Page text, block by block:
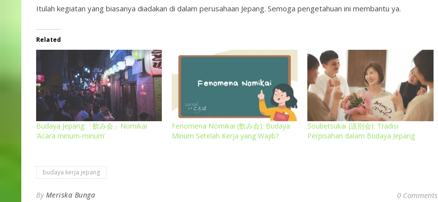
Itulah kegiatan yang biasanya diadakan di dalam perusahaan Jepang. Semoga pengetahuan ini membantu ya.
Related
Budaya Jepang:「飲み会」Nomikai
‘Acara minum-minum’
Fenomena Nomikai (飲み会): Budaya
Minum Setelah Kerja yang Wajib?
Soubetsukai (送別会): Tradisi
Perpisahan dalam Budaya Jepang
budaya kerja jepang
By Meriska Bunga 0 Comments